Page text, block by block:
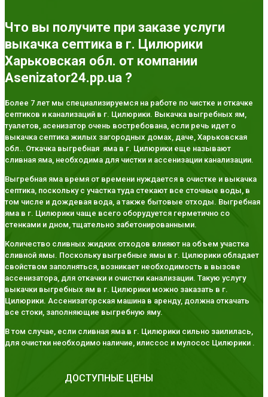
Что вы получите при заказе услуги
выкачка септика в г. Цилюрики
Харьковская обл. от компании
Asenizator24.pp.ua ?
Более 7 лет мы специализируемся на работе по чистке и откачке
септиков и канализаций в г. Цилюрики. Выкачка выгребных ям,
туалетов, асенизатор очень востребована, если речь идет о
выкачка септика жилых загородных домах, даче, Харьковская
обл.. Откачка выгребная яма в г. Цилюрики еще называют
сливная яма, необходима для чистки и ассенизации канализации.
Выгребная яма время от времени нуждается в очистке и выкачка
септика, поскольку с участка туда стекают все сточные воды, в
том числе и дождевая вода, а также бытовые отходы. Выгребная
яма в г. Цилюрики чаще всего оборудуется герметично со
стенками и дном, тщательно забетонированными.
Количество сливных жидких отходов влияют на объем участка
сливной ямы. Поскольку выгребные ямы в г. Цилюрики обладает
свойством заполняться, возникает необходимость в вызове
ассенизатора, для откачки и очистки канализации. Такую услугу
выкачки выгребных ям в г. Цилюрики можно заказать в г.
Цилюрики. Ассенизаторская машина в аренду, должна откачать
все стоки, заполняющие выгребную яму.
В том случае, если сливная яма в г. Цилюрики сильно заилилась,
для очистки необходимо наличие, илиссос и мулосос Цилюрики .
ДОСТУПНЫЕ ЦЕНЫ